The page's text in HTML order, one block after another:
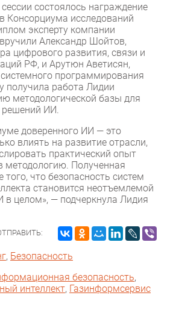
состоялось награждение
Консорциума исследований
эксперту компании
Александр Шойтов,
цифрового развития, связи и
РФ, и Арутюн Аветисян,
программирования
получила работа Лидии
методологической базы для
решений ИИ.
доверенного ИИ — это
влиять на развитие отрасли,
практический опыт
методологию. Полученная
что безопасность систем
становится неотъемлемой
в целом», — подчеркнула Лидия
, Безопасность
безопасность,
интеллект, Газинформсервис